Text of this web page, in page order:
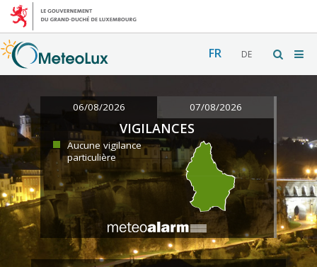
FR DE
06/08/2026 07/08/2026
VIGILANCES
Aucune vigilance
particulière